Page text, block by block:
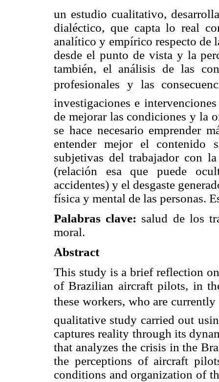
un estudio cualitativo,
dialéctico, que capta lo real
analítico y empírico respecto de
desde el punto de vista y la
también, el análisis de las
profesionales y las
investigaciones e
de mejorar las condiciones y la
se hace necesario emprender
entender mejor el contenido
subjetivas del trabajador con
(relación esa que puede
accidentes) y el desgaste
física y mental de las personas.
Palabras clave: salud de los
moral.
Abstract
This study is a brief reflection
of Brazilian aircraft pilots, in
these workers, who are currently
qualitative study carried out
captures reality through its
that analyzes the crisis in the
the perceptions of aircraft
conditions and organization of